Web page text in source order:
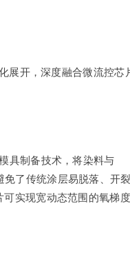
展开，深度融合微流控芯
具制备技术，将染料与
了传统涂层易脱落、开
实现宽动态范围的氧梯